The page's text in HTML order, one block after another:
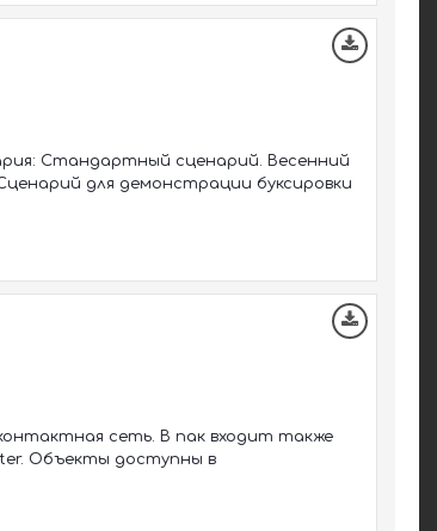
Стандартный сценарий. Весенний
для демонстрации буксировки
сеть. В пак входит также
Объекты доступны в